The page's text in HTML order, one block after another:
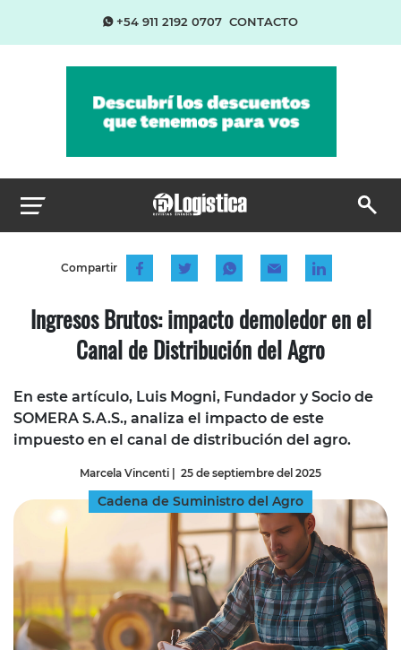
+54 911 2192 0707 CONTACTO
Compartir
Ingresos Brutos: impacto demoledor en el
Canal de Distribución del Agro
En este artículo, Luis Mogni, Fundador y Socio de
SOMERA S.A.S., analiza el impacto de este
impuesto en el canal de distribución del agro.
Marcela Vincenti | 25 de septiembre del 2025
Cadena de Suministro del Agro